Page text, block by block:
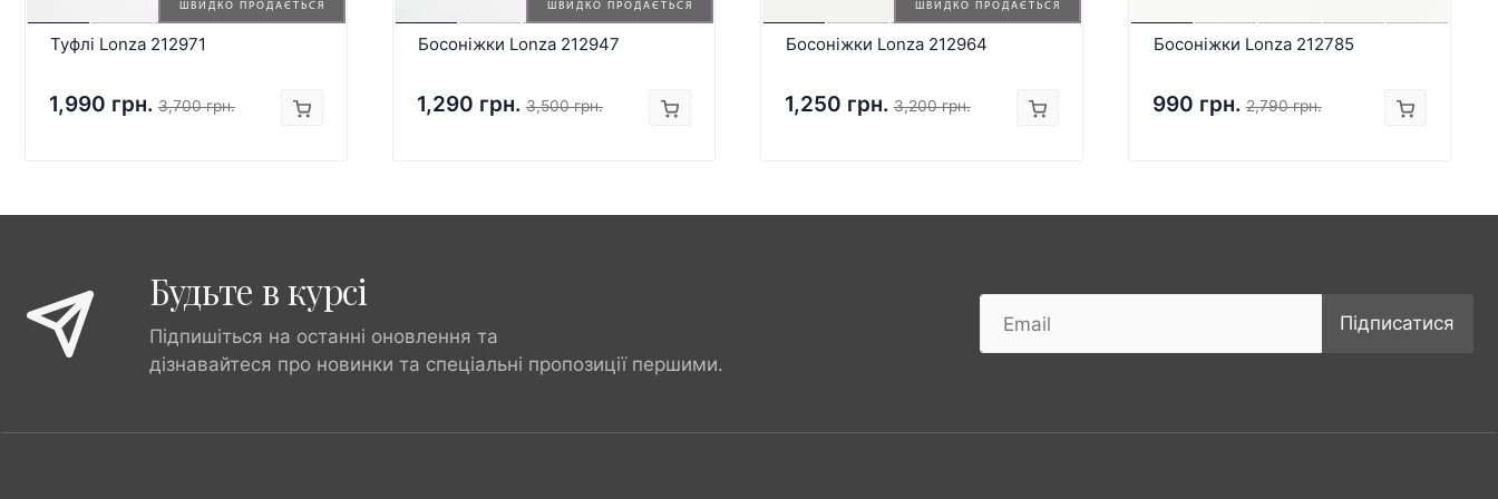
ШВИДКО ПРОДАЄТЬСЯ
Туфлі Lonza 212971
1,990 грн. 3,700 грн.
ШВИДКО ПРОДАЄТЬСЯ
Босоніжки Lonza 212947
1,290 грн. 3,500 грн.
ШВИДКО ПРОДАЄТЬСЯ
Босоніжки Lonza 212964
1,250 грн. 3,200 грн.
Босоніжки Lonza 212785
990 грн. 2,790 грн.
Будьте в курсі
Підпишіться на останні оновлення та
дізнавайтеся про новинки та спеціальні пропозиції першими.
Підписатися